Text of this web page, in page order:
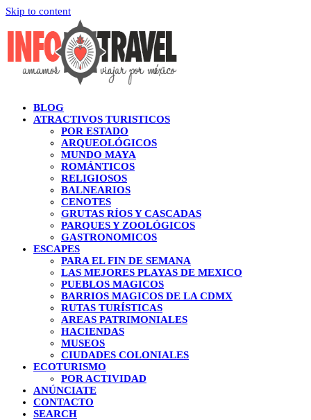
Skip to content
BLOG
ATRACTIVOS TURISTICOS
POR ESTADO
ARQUEOLÓGICOS
MUNDO MAYA
ROMÁNTICOS
RELIGIOSOS
BALNEARIOS
CENOTES
GRUTAS RÍOS Y CASCADAS
PARQUES Y ZOOLÓGICOS
GASTRONOMICOS
ESCAPES
PARA EL FIN DE SEMANA
LAS MEJORES PLAYAS DE MEXICO
PUEBLOS MAGICOS
BARRIOS MAGICOS DE LA CDMX
RUTAS TURÍSTICAS
AREAS PATRIMONIALES
HACIENDAS
MUSEOS
CIUDADES COLONIALES
ECOTURISMO
POR ACTIVIDAD
ANÚNCIATE
CONTACTO
SEARCH